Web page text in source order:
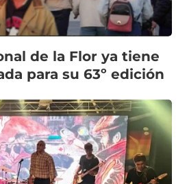
de la Flor ya tiene
para su 63º edición